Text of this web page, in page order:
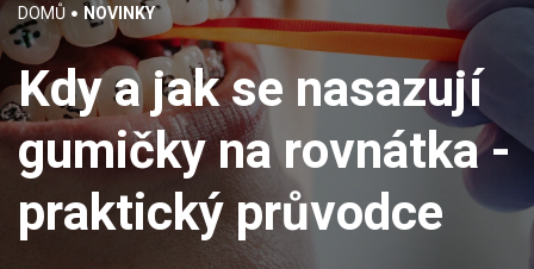
DOMŮ NOVINKY
Kdy a jak se nasazují
gumičky na rovnátka -
praktický průvodce